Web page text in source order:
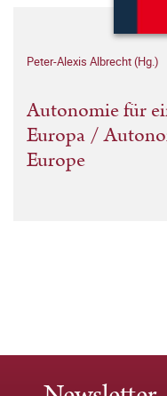
Peter-Alexis Albrecht (Hg.)
Autonomie für
Europa /
Europe